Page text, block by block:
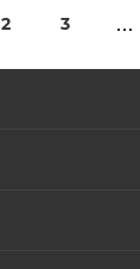
2 3